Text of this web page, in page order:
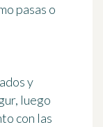
pasas o
y
luego
con las